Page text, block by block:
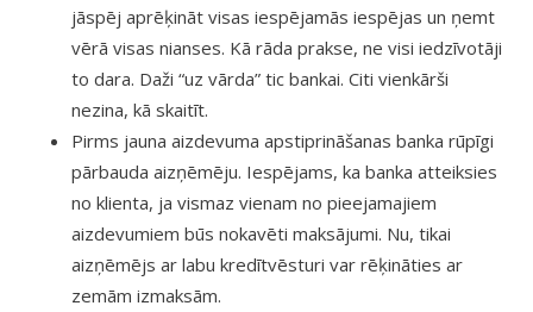
jāspēj aprēķināt visas iespējamās iespējas un ņemt
vērā visas nianses. Kā rāda prakse, ne visi iedzīvotāji
to dara. Daži “uz vārda” tic bankai. Citi vienkārši
nezina, kā skaitīt.
Pirms jauna aizdevuma apstiprināšanas banka rūpīgi
pārbauda aizņēmēju. Iespējams, ka banka atteiksies
no klienta, ja vismaz vienam no pieejamajiem
aizdevumiem būs nokavēti maksājumi. Nu, tikai
aizņēmējs ar labu kredītvēsturi var rēķināties ar
zemām izmaksām.